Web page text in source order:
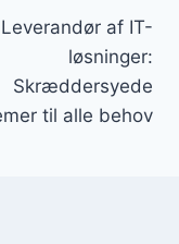
Leverandør af IT-
løsninger:
Skræddersyede
til alle behov